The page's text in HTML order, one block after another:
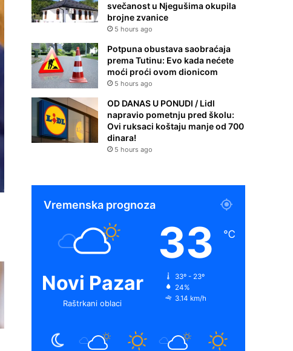
svečanost u Njegušima okupila
brojne zvanice
5 hours ago
Potpuna obustava saobraćaja
prema Tutinu: Evo kada nećete
moći proći ovom dionicom
5 hours ago
OD DANAS U PONUDI / Lidl
napravio pometnju pred školu:
Ovi ruksaci koštaju manje od 700
dinara!
5 hours ago
Vremenska prognoza
Novi Pazar
Raštrkani oblaci
33 ℃
33º - 23º
24%
3.14 km/h